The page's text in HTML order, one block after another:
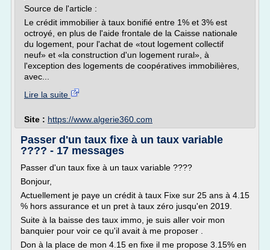
Source de l'article :
Le crédit immobilier à taux bonifié entre 1% et 3% est
octroyé, en plus de l'aide frontale de la Caisse nationale
du logement, pour l'achat de «tout logement collectif
neuf» et «la construction d'un logement rural», à
l'exception des logements de coopératives immobilières,
avec...
Lire la suite
Site : https://www.algerie360.com
Passer d'un taux fixe à un taux variable
???? - 17 messages
Passer d'un taux fixe à un taux variable ????
Bonjour,
Actuellement je paye un crédit à taux Fixe sur 25 ans à 4.15
% hors assurance et un pret à taux zéro jusqu'en 2019.
Suite à la baisse des taux immo, je suis aller voir mon
banquier pour voir ce qu'il avait à me proposer .
Don à la place de mon 4.15 en fixe il me propose 3.15% en